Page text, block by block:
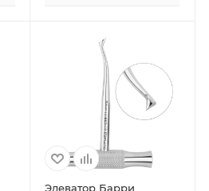
Элеватор Барри